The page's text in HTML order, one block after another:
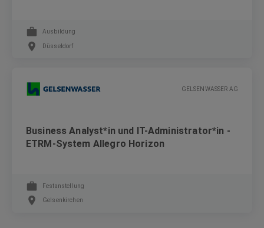
Ausbildung
Düsseldorf
GELSENWASSER AG
Business Analyst*in und IT-Administrator*in -
ETRM-System Allegro Horizon
Festanstellung
Gelsenkirchen